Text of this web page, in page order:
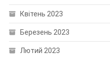
Квітень 2023
Березень 2023
Лютий 2023